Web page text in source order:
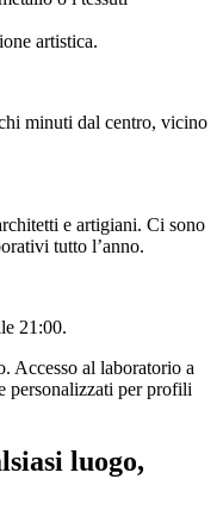
artistica.
minuti dal centro, vicino
e artigiani. Ci sono
tutto l’anno.
21:00.
Accesso al laboratorio a
personalizzati per profili
luogo,